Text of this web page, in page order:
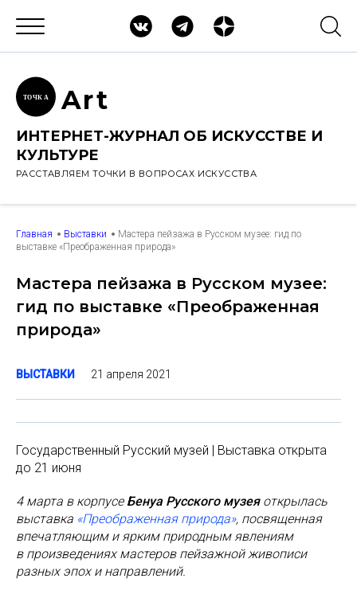
ТОЧК А Art
ИНТЕРНЕТ-ЖУРНАЛ ОБ ИСКУССТВЕ И
КУЛЬТУРЕ
РАССТАВЛЯЕМ ТОЧКИ В ВОПРОСАХ ИСКУССТВА
Главная Выставки
Мастера пейзажа в Русском музее: гид по
выставке «Преображенная природа»
Мастера пейзажа в Русском музее:
гид по выставке «Преображенная
природа»
ВЫСТАВКИ 21 апреля 2021
Государственный Русский музей | Выставка открыта
до 21 июня
4 марта в корпусе Бенуа Русского музеяоткрылась
выставка «Преображенная природа», посвященная
впечатляющим и ярким природным явлениям
в произведениях мастеров пейзажной живописи
разных эпох и направлений.